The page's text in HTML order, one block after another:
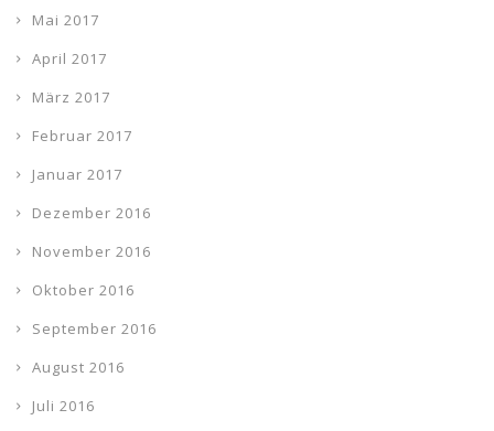
Mai 2017
April 2017
März 2017
Februar 2017
Januar 2017
Dezember 2016
November 2016
Oktober 2016
September 2016
August 2016
Juli 2016